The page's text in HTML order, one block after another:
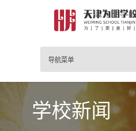
导航菜单
学校新闻